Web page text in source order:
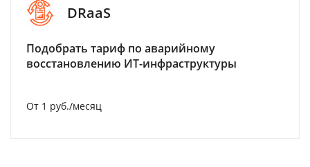
DRaaS
Подобрать тариф по аварийному
восстановлению ИТ-инфраструктуры
От 1 руб./месяц